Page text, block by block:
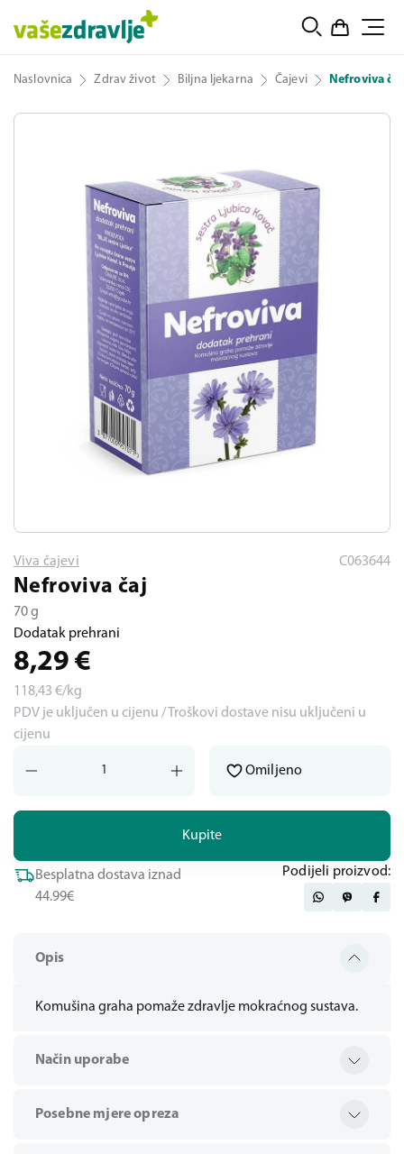
Naslovnica Zdrav život Biljna ljekarna Čajevi Nefroviva čaj
Opis
Komušina graha pomaže zdravlje mokraćnog sustava.
Način uporabe
Posebne mjere opreza
Viva čajevi C063644
Nefroviva čaj
70 g
Dodatak prehrani
8,29 €
118,43 €/kg
PDV je uključen u cijenu / Troškovi dostave nisu uključeni u
cijenu
Kupite
Omiljeno
Besplatna dostava iznad
44.99€
Podijeli proizvod: